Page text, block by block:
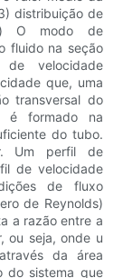
distribuição de
O modo de
fluido na seção
velocidade
que, uma
transversal do
é formado na
do tubo.
Um perfil de
de velocidade
de fluxo
de Reynolds)
a razão entre a
ou seja, onde u
da área
do sistema que